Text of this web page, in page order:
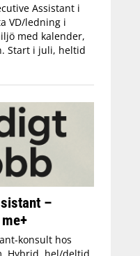
Assistant i
VD/ledning i
med kalender,
Start i juli, heltid
–
konsult hos